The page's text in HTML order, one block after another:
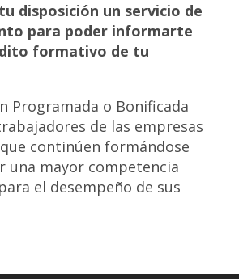
disposición un servicio de
para poder informarte
formativo de tu
Programada o Bonificada
de las empresas
continúen formándose
una mayor competencia
el desempeño de sus